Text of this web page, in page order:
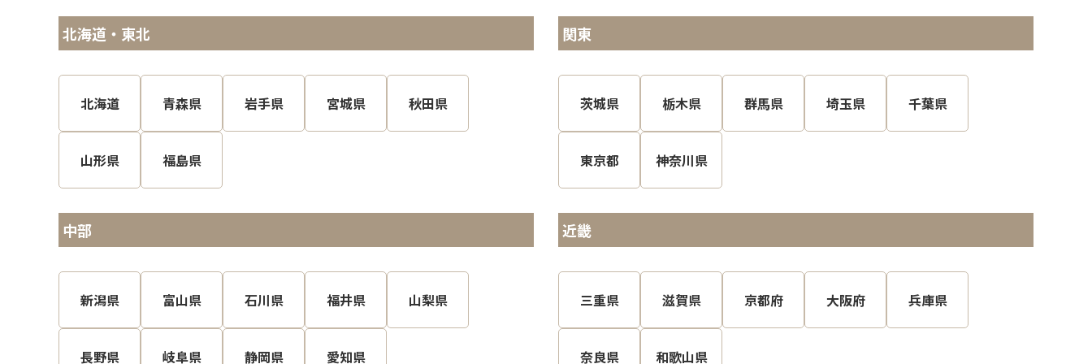
北海道・東北
北海道 青森県 岩手県 宮城県 秋田県
山形県 福島県
関東
茨城県 栃木県 群馬県 埼玉県 千葉県
東京都 神奈川県
中部
新潟県 富山県 石川県 福井県 山梨県
長野県 岐阜県 静岡県 愛知県
近畿
三重県 滋賀県 京都府 大阪府 兵庫県
奈良県 和歌山県